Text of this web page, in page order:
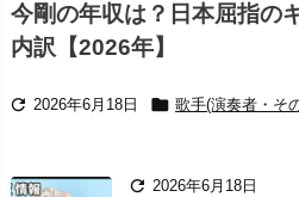
今剛の年収は？日本屈指の
内訳【2026年】
 2026年6月18日  歌手(演奏者・そ
 2026年6月18日